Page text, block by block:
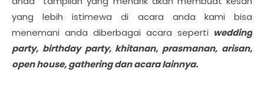
yang lebih istimewa di acara anda kami bisa
menemani anda diberbagai acara seperti wedding
party, birthday party, khitanan, prasmanan, arisan,
open house, gathering dan acara lainnya.